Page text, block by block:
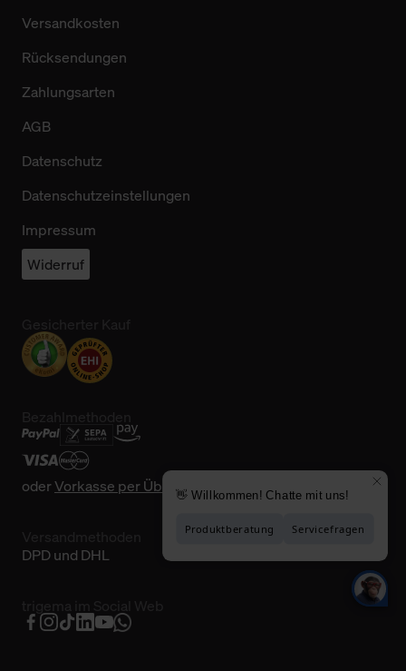
Versandkosten
Rücksendungen
Zahlungsarten
AGB
Datenschutz
Datenschutzeinstellungen
Impressum
Widerruf
oderVorkasse per Überweisung
DPD und DHL